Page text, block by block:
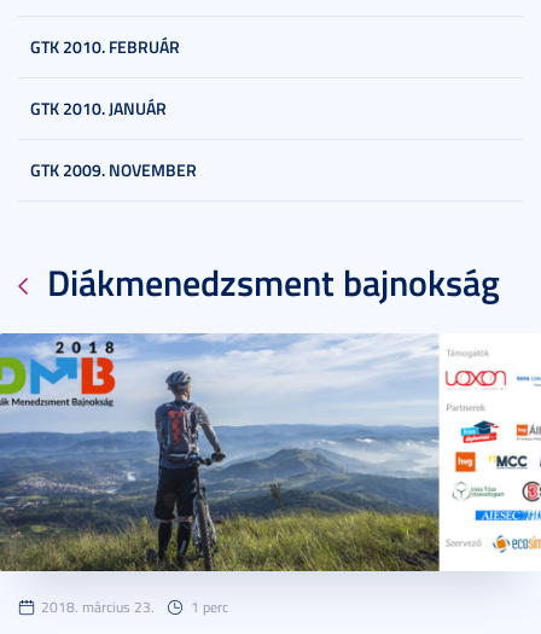
GTK 2010. FEBRUÁR
GTK 2010. JANUÁR
GTK 2009. NOVEMBER
Diákmenedzsment bajnokság
2018. március 23. 1 perc